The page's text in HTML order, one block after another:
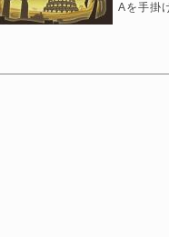
Aを手掛